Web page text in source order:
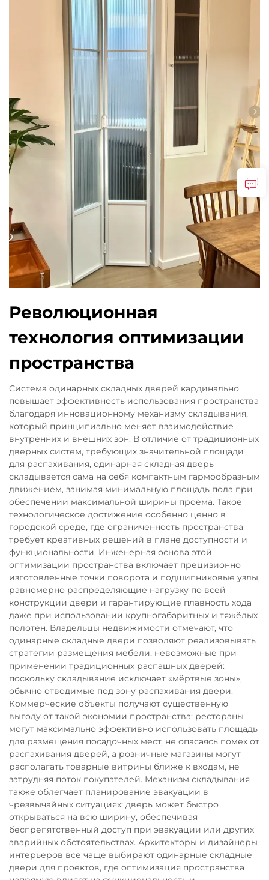
Революционная
технология оптимизации
пространства
Система одинарных складных дверей кардинально
повышает эффективность использования пространства
благодаря инновационному механизму складывания,
который принципиально меняет взаимодействие
внутренних и внешних зон. В отличие от традиционных
дверных систем, требующих значительной площади
для распахивания, одинарная складная дверь
складывается сама на себя компактным гармообразным
движением, занимая минимальную площадь пола при
обеспечении максимальной ширины проёма. Такое
технологическое достижение особенно ценно в
городской среде, где ограниченность пространства
требует креативных решений в плане доступности и
функциональности. Инженерная основа этой
оптимизации пространства включает прецизионно
изготовленные точки поворота и подшипниковые узлы,
равномерно распределяющие нагрузку по всей
конструкции двери и гарантирующие плавность хода
даже при использовании крупногабаритных и тяжёлых
полотен. Владельцы недвижимости отмечают, что
одинарные складные двери позволяют реализовывать
стратегии размещения мебели, невозможные при
применении традиционных распашных дверей:
поскольку складывание исключает «мёртвые зоны»,
обычно отводимые под зону распахивания двери.
Коммерческие объекты получают существенную
выгоду от такой экономии пространства: рестораны
могут максимально эффективно использовать площадь
для размещения посадочных мест, не опасаясь помех от
распахивания дверей, а розничные магазины могут
располагать товарные витрины ближе к входам, не
затрудняя поток покупателей. Механизм складывания
также облегчает планирование эвакуации в
чрезвычайных ситуациях: дверь может быстро
открываться на всю ширину, обеспечивая
беспрепятственный доступ при эвакуации или других
аварийных обстоятельствах. Архитекторы и дизайнеры
интерьеров всё чаще выбирают одинарные складные
двери для проектов, где оптимизация пространства